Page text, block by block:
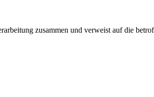
zusammen und verweist auf die